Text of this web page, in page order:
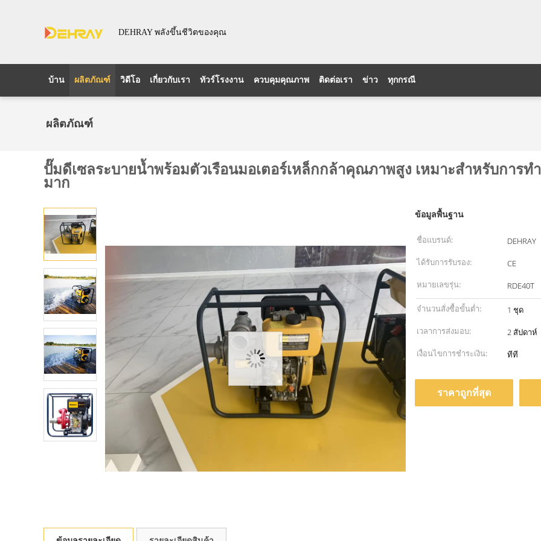
DEHRAY พลังขึ้นชีวิตของคุณ
บ้าน ผลิตภัณฑ์ วิดีโอ เกี่ยวกับเรา ทัวร์โรงงาน ควบคุมคุณภาพ ติดต่อเรา ข่าว ทุกกรณี
ผลิตภัณฑ์
ปั๊มดีเซลระบายน้ำพร้อมตัวเรือนมอเตอร์เหล็กกล้าคุณภาพสูง เหมาะสำหรับการท
มาก
ข้อมูลพื้นฐาน
ชื่อแบรนด์:
DEHRAY
ได้รับการรับรอง:
CE
หมายเลขรุ่น:
RDE40T
จำนวนสั่งซื้อขั้นต่ำ:
1 ชุด
เวลาการส่งมอบ:
2 สัปดาห์
เงื่อนไขการชำระเงิน:
ทีที
ราคาถูกที่สุด